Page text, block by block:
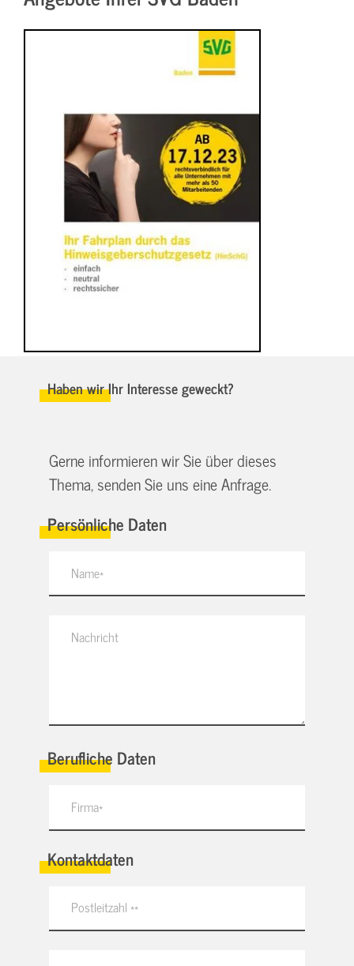
Haben wir Ihr Interesse geweckt?
Gerne informieren wir Sie über dieses
Thema, senden Sie uns eine Anfrage.
Persönliche Daten
Berufliche Daten
Kontaktdaten